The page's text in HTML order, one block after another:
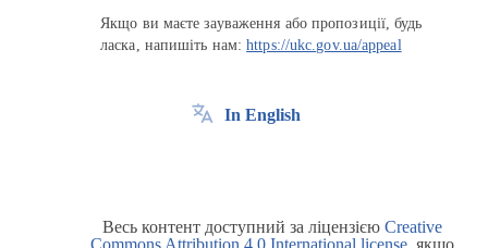
Якщо ви маєте зауваження або пропозиції, будь
ласка, напишіть нам:https://ukc.gov.ua/appeal
In English
Весь контент доступний за ліцензією Creative
Commons Attribution 4.0 International license, якщо